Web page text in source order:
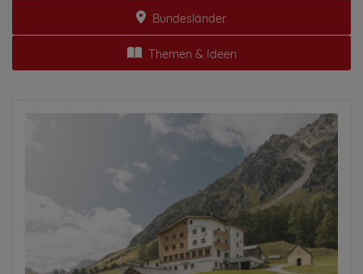
Bundesländer
Themen & Ideen